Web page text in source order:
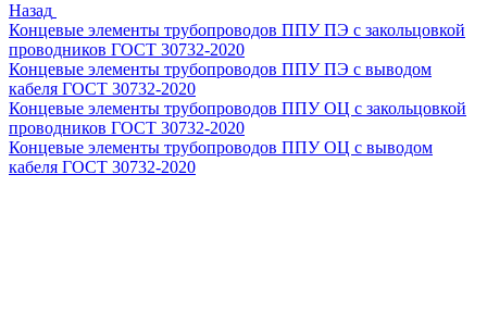
Назад
Концевые элементы трубопроводов ППУ ПЭ с закольцовкой
проводников ГОСТ 30732-2020
Концевые элементы трубопроводов ППУ ПЭ с выводом
кабеля ГОСТ 30732-2020
Концевые элементы трубопроводов ППУ ОЦ с закольцовкой
проводников ГОСТ 30732-2020
Концевые элементы трубопроводов ППУ ОЦ с выводом
кабеля ГОСТ 30732-2020